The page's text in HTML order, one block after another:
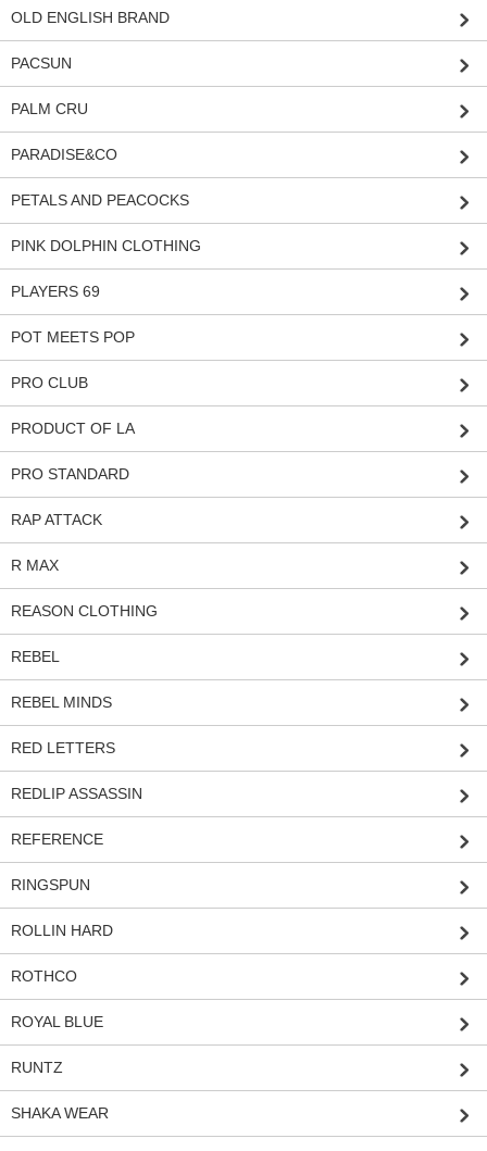
OLD ENGLISH BRAND
PACSUN
PALM CRU
PARADISE&CO
PETALS AND PEACOCKS
PINK DOLPHIN CLOTHING
PLAYERS 69
POT MEETS POP
PRO CLUB
PRODUCT OF LA
PRO STANDARD
RAP ATTACK
R MAX
REASON CLOTHING
REBEL
REBEL MINDS
RED LETTERS
REDLIP ASSASSIN
REFERENCE
RINGSPUN
ROLLIN HARD
ROTHCO
ROYAL BLUE
RUNTZ
SHAKA WEAR